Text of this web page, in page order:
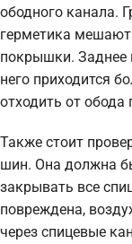
ободного канала.
герметика
покрышки. Заднее
него приходится
отходить от обода
Также стоит
шин. Она должна
закрывать все
повреждена,
через спицевые